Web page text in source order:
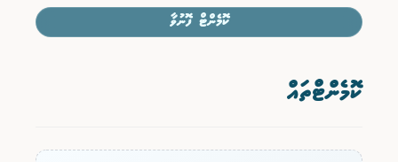
ކޮމެންޓް ފޮނުވާ
ކޮމެންޓްތައް